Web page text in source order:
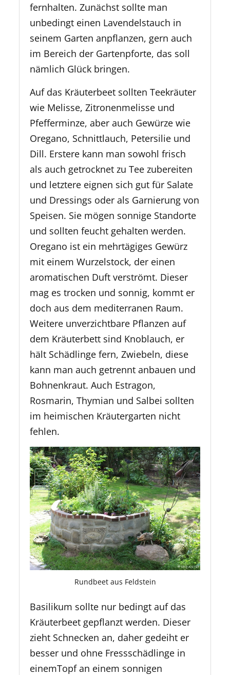
fernhalten. Zunächst sollte man
unbedingt einen Lavendelstauch in
seinem Garten anpflanzen, gern auch
im Bereich der Gartenpforte, das soll
nämlich Glück bringen.
Auf das Kräuterbeet sollten Teekräuter
wie Melisse, Zitronenmelisse und
Pfefferminze, aber auch Gewürze wie
Oregano, Schnittlauch, Petersilie und
Dill. Erstere kann man sowohl frisch
als auch getrocknet zu Tee zubereiten
und letztere eignen sich gut für Salate
und Dressings oder als Garnierung von
Speisen. Sie mögen sonnige Standorte
und sollten feucht gehalten werden.
Oregano ist ein mehrtägiges Gewürz
mit einem Wurzelstock, der einen
aromatischen Duft verströmt. Dieser
mag es trocken und sonnig, kommt er
doch aus dem mediterranen Raum.
Weitere unverzichtbare Pflanzen auf
dem Kräuterbett sind Knoblauch, er
hält Schädlinge fern, Zwiebeln, diese
kann man auch getrennt anbauen und
Bohnenkraut. Auch Estragon,
Rosmarin, Thymian und Salbei sollten
im heimischen Kräutergarten nicht
fehlen.
Rundbeet aus Feldstein
Basilikum sollte nur bedingt auf das
Kräuterbeet gepflanzt werden. Dieser
zieht Schnecken an, daher gedeiht er
besser und ohne Fressschädlinge in
einemTopf an einem sonnigen